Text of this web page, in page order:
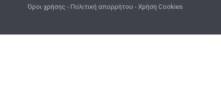
Όροι χρήσης -Πολιτική απορρήτου -Χρήση Cookies